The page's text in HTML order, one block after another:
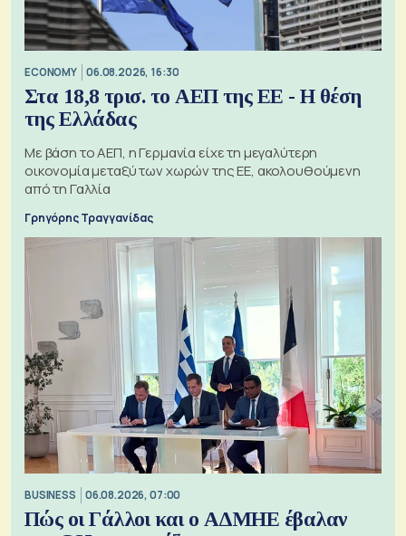
ECONOMY 06.08.2026, 16:30
Στα 18,8 τρισ. το ΑΕΠ της ΕΕ - Η θέση
της Ελλάδας
Με βάση το ΑΕΠ, η Γερμανία είχε τη μεγαλύτερη
οικονομία μεταξύ των χωρών της ΕΕ, ακολουθούμενη
από τη Γαλλία
Γρηγόρης Τραγγανίδας
BUSINESS 06.08.2026, 07:00
Πώς οι Γάλλοι και ο ΑΔΜΗΕ έβαλαν